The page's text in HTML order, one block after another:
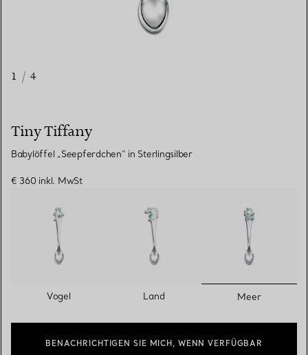
1 / 4
Tiny Tiffany
Babylöffel „Seepferdchen“ in Sterlingsilber
€ 360 inkl. MwSt
Vogel Land Meer
BENACHRICHTIGEN SIE MICH, WENN VERFÜGBAR